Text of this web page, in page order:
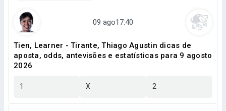
Tien, Learner - Tirante, Thiago Agustin dicas de
aposta, odds, antevisões e estatísticas para 9 agosto
2026
1 X 2